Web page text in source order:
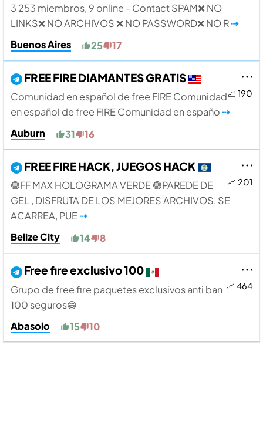
3 253 miembros, 9 online - Contact SPAM❌️ NO
LINKS❌️ NO ARCHIVOS ❌️ NO PASSWORD❌️ NO R⇢
Buenos Aires
25 17
📈 190
FREE FIRE DIAMANTES GRATIS
Comunidad en español de free FIRE Comunidad
en español de free FIRE Comunidad en españo ⇢
Auburn
31 16
📈 201
FREE FIRE HACK, JUEGOS HACK
🟢FF MAX HOLOGRAMA VERDE 🟢PAREDE DE
GEL , DISFRUTA DE LOS MEJORES ARCHIVOS, SE
ACARREA, PUE⇢
Belize City
14 8
📈 464
Free fire exclusivo 100
Grupo de free fire paquetes exclusivos anti ban
100 seguros😁
Abasolo
15 10